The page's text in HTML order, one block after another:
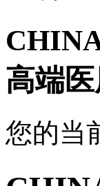
高端
您的当